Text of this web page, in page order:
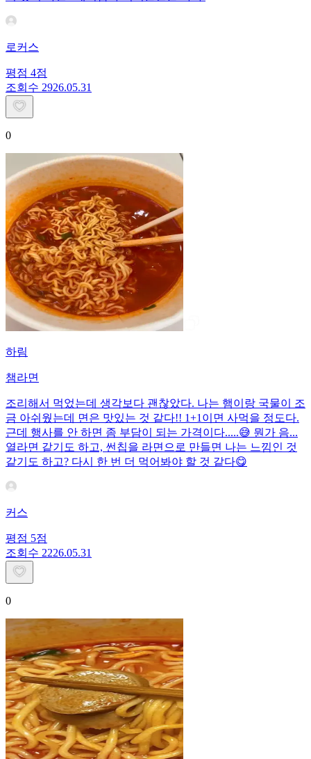
로커스
평점 4점
조회수 2926.05.31
0
하림
챔라면
조리해서 먹었는데 생각보다 괜찮았다. 나는 햄이랑 국물이 조
금 아쉬웠는데 면은 맛있는 것 같다!! 1+1이면 사먹을 정도다.
근데 행사를 안 하면 좀 부담이 되는 가격이다.....😅 뭔가 음...
열라면 같기도 하고, 썬칩을 라면으로 만들면 나는 느낌인 것
같기도 하고? 다시 한 번 더 먹어봐야 할 것 같다😋 ​
커스
평점 5점
조회수 2226.05.31
0